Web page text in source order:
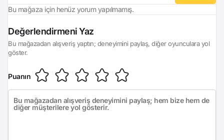
Bu mağaza için henüz yorum yapılmamış.
Değerlendirmeni Yaz
Bu mağazadan alışveriş yaptın; deneyimini paylaş, diğer oyunculara yol
göster.
Puanın